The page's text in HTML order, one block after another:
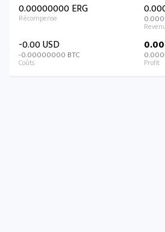
0.00000000 ERG
-0.00 USD
-0.00000000 BTC